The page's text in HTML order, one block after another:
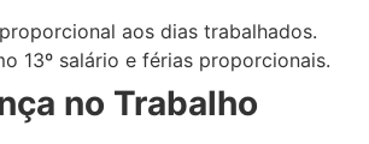
aos dias trabalhados.
13º salário e férias proporcionais.
no Trabalho